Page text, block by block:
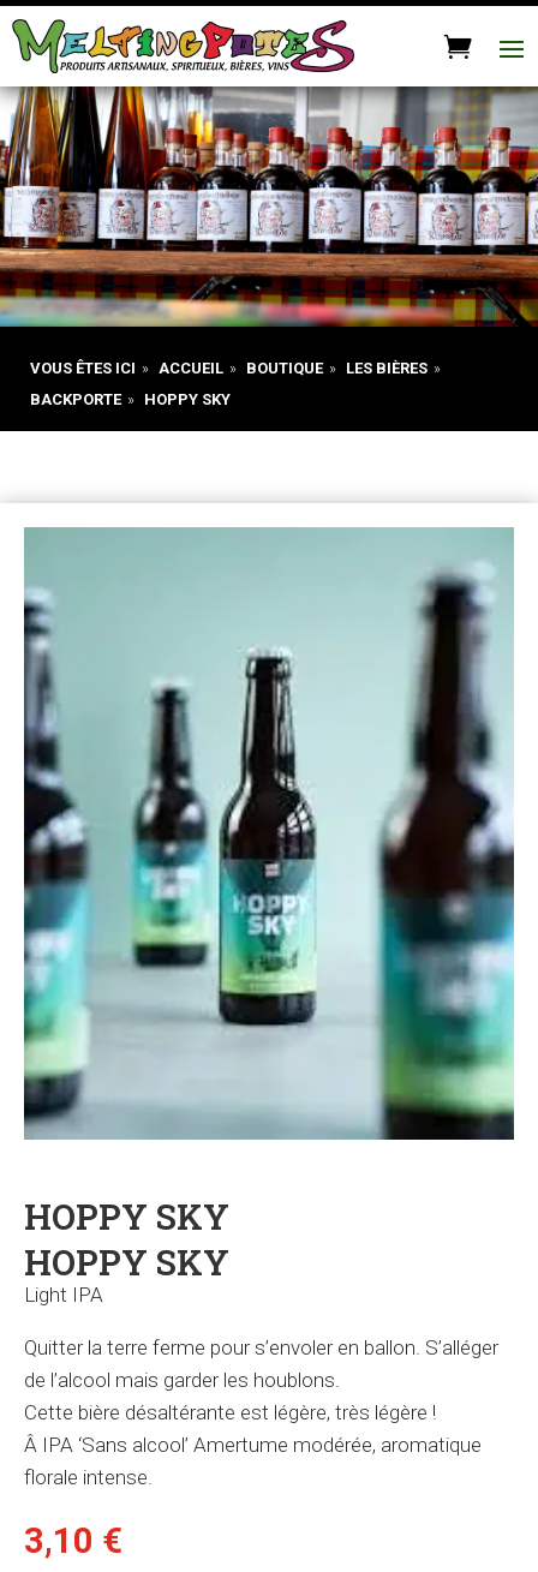
VOUS ÊTES ICI » ACCUEIL » BOUTIQUE » LES BIÈRES »
BACKPORTE » HOPPY SKY
HOPPY SKY
HOPPY SKY
Light IPA
Quitter la terre ferme pour s’envoler en ballon. S’alléger
de l’alcool mais garder les houblons.
Cette bière désaltérante est légère, très légère !
Â IPA ‘Sans alcool’ Amertume modérée, aromatique
florale intense.
3,10 €